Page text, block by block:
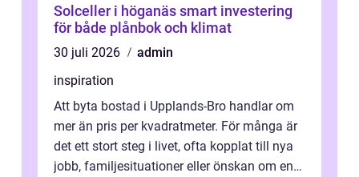
Solceller i höganäs smart investering
för både plånbok och klimat
30 juli 2026
admin
inspiration
Att byta bostad i Upplands-Bro handlar om
mer än pris per kvadratmeter. För många är
det ett stort steg i livet, ofta kopplat till nya
jobb, familjesituationer eller önskan om en